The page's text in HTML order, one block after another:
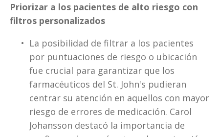
Priorizar a los pacientes de alto riesgo con
filtros personalizados
La posibilidad de filtrar a los pacientes
por puntuaciones de riesgo o ubicación
fue crucial para garantizar que los
farmacéuticos del St. John's pudieran
centrar su atención en aquellos con mayor
riesgo de errores de medicación. Carol
Johansson destacó la importancia de